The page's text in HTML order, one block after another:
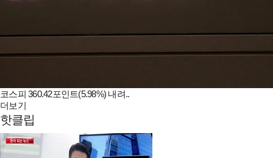
코스피 360.42포인트(5.98%) 내려..
더보기
핫클립